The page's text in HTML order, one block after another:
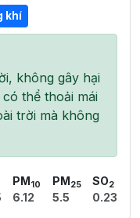
khí
không gây hại
thể thoải mái
trời mà không
PM 10
6.12
PM 25
5.5
SO2
0.23